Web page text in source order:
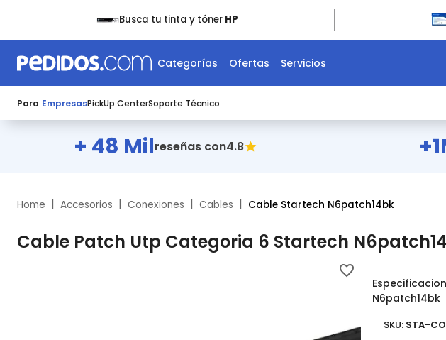
Busca tu tinta y tónerHP
Categorías Ofertas Servicios
Para EmpresasPickUp CenterSoporte Técnico
+ 48 Milreseñas con4.8
Home | Accesorios | Conexiones | Cables | Cable Startech N6patch14bk
Cable Patch Utp Categoria 6 Startech
N6patch14bk
SKU: STA-